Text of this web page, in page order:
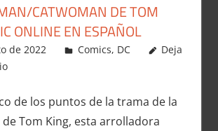
CATWOMAN DE TOM
ONLINE EN ESPAÑOL
de 2022 Carlitox Banana
Comics, DC
Deja
de los puntos de la trama de la
Tom King, esta arrolladora